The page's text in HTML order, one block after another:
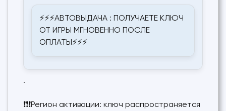
⚡⚡⚡АВТОВЫДАЧА : ПОЛУЧАЕТЕ КЛЮЧ
ОТ ИГРЫ МГНОВЕННО ПОСЛЕ
ОПЛАТЫ⚡⚡⚡
.
❗❗❗Регион активации: ключ распространяется